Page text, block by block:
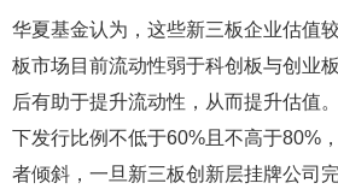
华夏基金认为，这些新三板企业估值
板市场目前流动性弱于科创板与创业
后有助于提升流动性，从而提升估值
下发行比例不低于60%且不高于80%
者倾斜，一旦新三板创新层挂牌公司